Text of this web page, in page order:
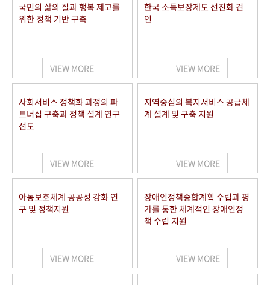
국민의 삶의 질과 행복 제고를
위한 정책 기반 구축
VIEW MORE
한국 소득보장제도 선진화 견
인
VIEW MORE
사회서비스 정책화 과정의 파
트너십 구축과 정책 설계 연구
선도
VIEW MORE
지역중심의 복지서비스 공급체
계 설계 및 구축 지원
VIEW MORE
아동보호체계 공공성 강화 연
구 및 정책지원
VIEW MORE
장애인정책종합계획 수립과 평
가를 통한 체계적인 장애인정
책 수립 지원
VIEW MORE